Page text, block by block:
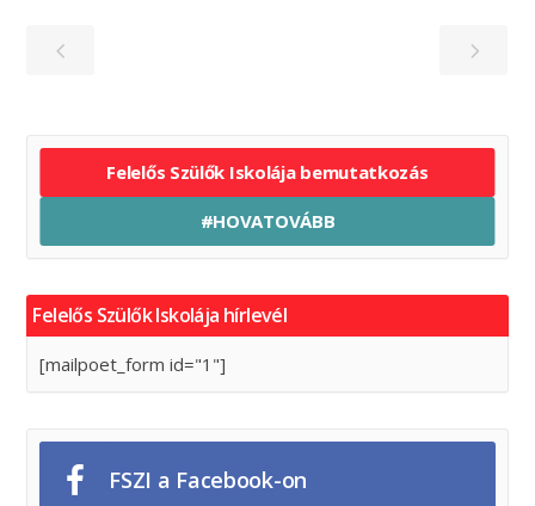
Felelős Szülők Iskolája bemutatkozás
#HOVATOVÁBB
Felelős Szülők Iskolája hírlevél
[mailpoet_form id="1"]
FSZI a Facebook-on